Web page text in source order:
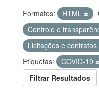
Formatos: HTML
Controle e
Licitações e contratos
Etiquetas:
COVID-19
Filtrar Resultados